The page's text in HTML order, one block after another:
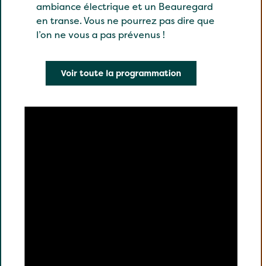
ambiance électrique et un Beauregard
en transe. Vous ne pourrez pas dire que
l’on ne vous a pas prévenus !
Voir toute la programmation